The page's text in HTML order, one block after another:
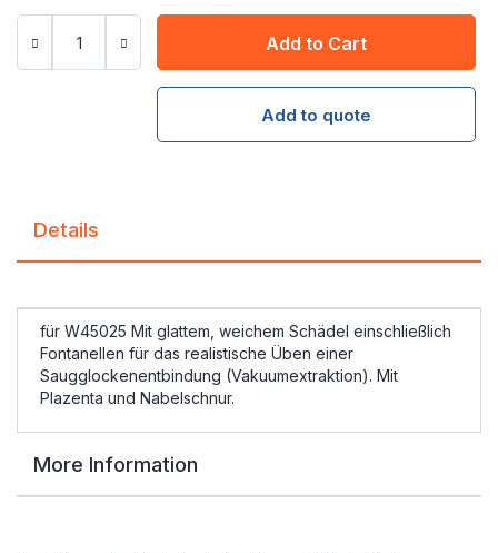
Add to Cart
Add to quote
Details
für W45025 Mit glattem, weichem Schädel einschließlich
Fontanellen für das realistische Üben einer
Saugglockenentbindung (Vakuumextraktion). Mit
Plazenta und Nabelschnur.
More Information